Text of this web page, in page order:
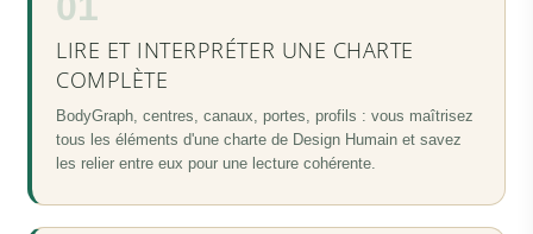
LIRE ET INTERPRÉTER UNE CHARTE
COMPLÈTE
BodyGraph, centres, canaux, portes, profils : vous maîtrisez
tous les éléments d'une charte de Design Humain et savez
les relier entre eux pour une lecture cohérente.